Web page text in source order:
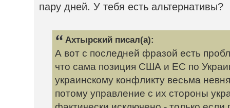
пару дней. У тебя есть альтернативы?
Ахтырский писал(а):
А вот с последней фразой есть
что сама позиция США и ЕС по
украинскому конфликту весьма
потому управление с их стороны